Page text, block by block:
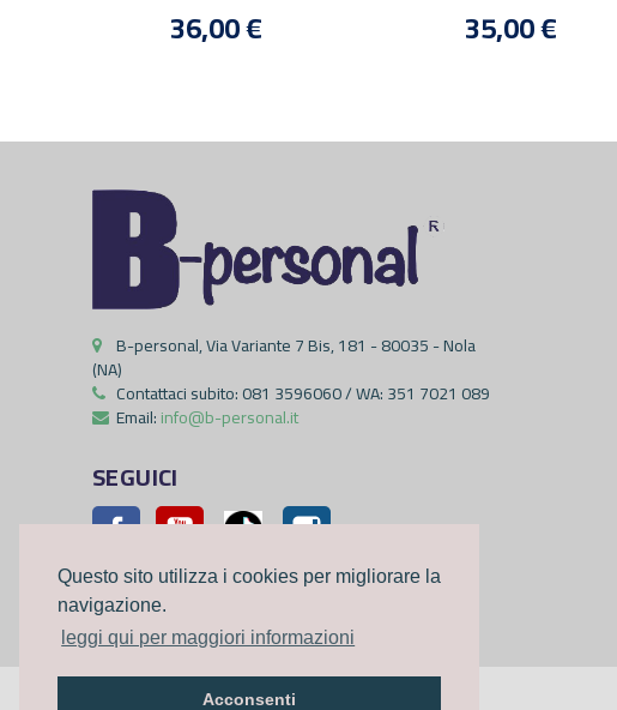
Questo sito utilizza i cookies per migliorare la
navigazione.
leggi qui per maggiori informazioni
Acconsenti
36,00 € 35,00 €
B-personal, Via Variante 7 Bis, 181 - 80035 - Nola
(NA)
Contattaci subito:081 3596060 / WA: 351 7021 089
Email:info@b-personal.it
SEGUICI
Facebook YouTube Pinterest